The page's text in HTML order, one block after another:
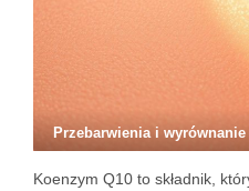
Przebarwienia i
Koenzym Q10 to składnik,